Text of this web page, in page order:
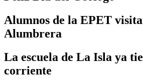
Alumnos de la EPET
Alumbrera
La escuela de La Isla ya
corriente